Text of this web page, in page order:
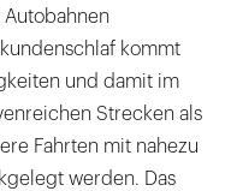
kommt
und damit im
Strecken als
Fahrten mit nahezu
werden. Das